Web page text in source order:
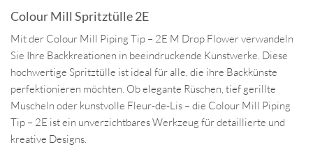
Colour Mill Spritztülle 2E
Mit der Colour Mill Piping Tip – 2E M Drop Flower verwandeln
Sie Ihre Backkreationen in beeindruckende Kunstwerke. Diese
hochwertige Spritztülle ist ideal für alle, die ihre Backkünste
perfektionieren möchten. Ob elegante Rüschen, tief gerillte
Muscheln oder kunstvolle Fleur-de-Lis – die Colour Mill Piping
Tip – 2E ist ein unverzichtbares Werkzeug für detaillierte und
kreative Designs.